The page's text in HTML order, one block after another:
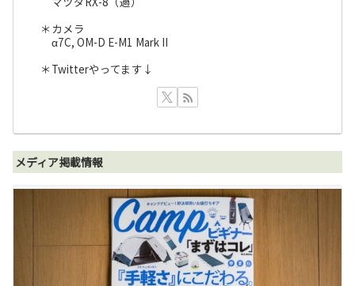
＊カメラ
α7C, OM-D E-M1 Mark II
＊Twitterやってます↓
メディア掲載情報